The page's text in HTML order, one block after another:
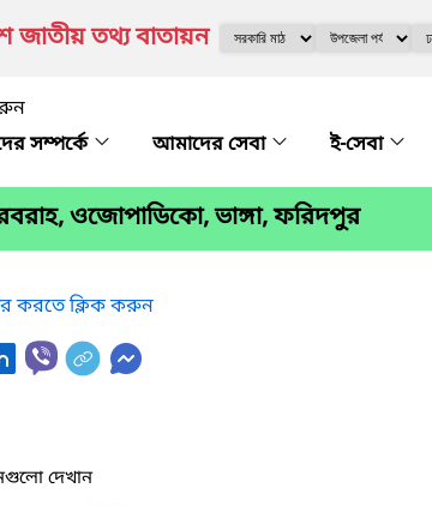
জাতীয় তথ্য বাতায়ন
সম্পর্কে
আমাদের সেবা ই-সেবা
ওজোপাডিকো, ভাঙ্গা, ফরিদপুর
করতে ক্লিক করুন
দেখান